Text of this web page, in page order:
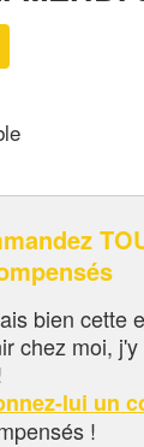
bien cette
chez moi,
lui un
!